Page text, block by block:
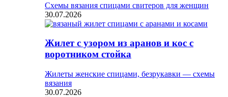
Схемы вязания спицами свитеров для женщин
30.07.2026
Жилет с узором из аранов и кос с
воротником стойка
Жилеты женские спицами, безрукавки — схемы
вязания
30.07.2026